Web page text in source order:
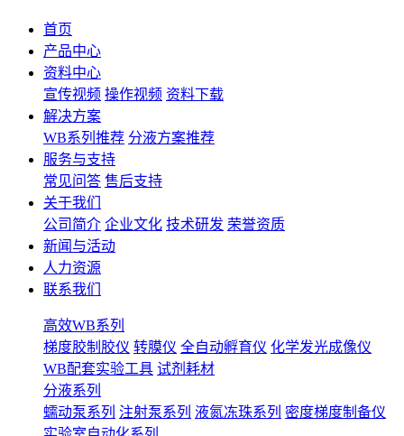
首页
产品中心
资料中心
宣传视频 操作视频 资料下载
解决方案
WB系列推荐 分液方案推荐
服务与支持
常见问答 售后支持
关于我们
公司简介 企业文化 技术研发 荣誉资质
新闻与活动
人力资源
联系我们
高效WB系列
梯度胶制胶仪 转膜仪 全自动孵育仪 化学发光成像仪
WB配套实验工具 试剂耗材
分液系列
蠕动泵系列 注射泵系列 液氮冻珠系列 密度梯度制备仪